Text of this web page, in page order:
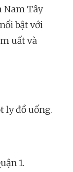
Nam Tây
bật với
uất và
ly đồ uống.
1.